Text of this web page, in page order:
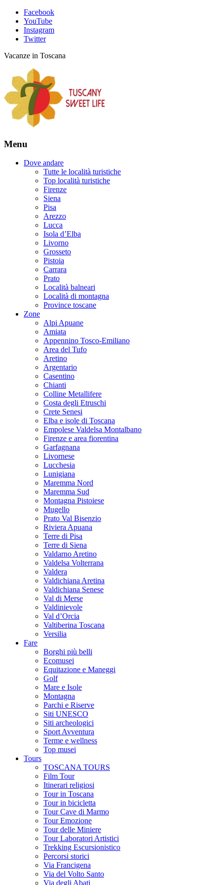
Facebook
YouTube
Instagram
Twitter
Vacanze in Toscana
Menu
Dove andare
Tutte le località turistiche
Top località turistiche
Firenze
Siena
Pisa
Arezzo
Lucca
Isola d’Elba
Livorno
Grosseto
Pistoia
Carrara
Prato
Località balneari
Località di montagna
Province toscane
Zone
Alpi Apuane
Amiata
Appennino Tosco-Emiliano
Area del Tufo
Aretino
Argentario
Casentino
Chianti
Colline Metallifere
Costa degli Etruschi
Crete Senesi
Elba e isole di Toscana
Empolese Valdelsa Montalbano
Firenze e area fiorentina
Garfagnana
Livornese
Lucchesia
Lunigiana
Maremma Nord
Maremma Sud
Montagna Pistoiese
Mugello
Prato Val Bisenzio
Riviera Apuana
Terre di Pisa
Terre di Siena
Valdarno Aretino
Valdelsa Volterrana
Valdera
Valdichiana Aretina
Valdichiana Senese
Val di Merse
Valdinievole
Val d’Orcia
Valtiberina Toscana
Versilia
Fare
Borghi più belli
Ecomusei
Equitazione e Maneggi
Golf
Mare e Isole
Montagna
Parchi e Riserve
Siti UNESCO
Siti archeologici
Sport Avventura
Terme e wellness
Top musei
Tours
TOSCANA TOURS
Film Tour
Itinerari religiosi
Tour in Toscana
Tour in bicicletta
Tour Cave di Marmo
Tour Emozione
Tour delle Miniere
Tour Laboratori Artistici
Trekking Escursionistico
Percorsi storici
Via Francigena
Via del Volto Santo
Via degli Abati